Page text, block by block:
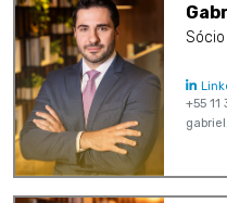
Sócio
+55